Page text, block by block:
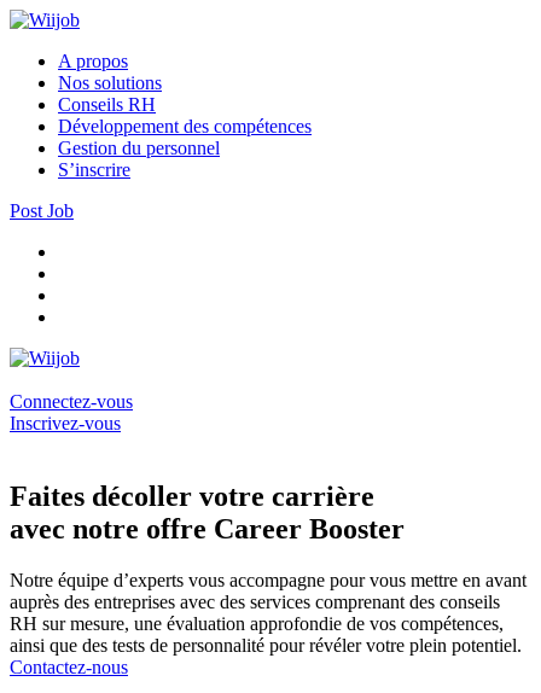
A propos
Nos solutions
Conseils RH
Développement des compétences
Gestion du personnel
S’inscrire
Post Job
Connectez-vous
Inscrivez-vous
Faites décoller votre carrière
avec notre offre Career Booster
Notre équipe d’experts vous accompagne pour vous mettre en avant
auprès des entreprises avec des services comprenant des conseils
RH sur mesure, une évaluation approfondie de vos compétences,
ainsi que des tests de personnalité pour révéler votre plein potentiel.
Contactez-nous